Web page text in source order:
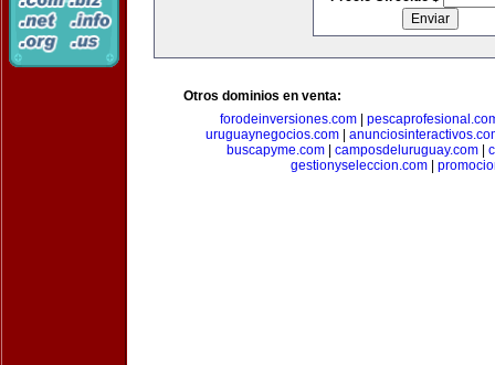
Otros dominios en venta:
forodeinversiones.com
uruguaynegocios.com|
buscapyme.com
camposdeluruguay.com
gestionyseleccion.com|